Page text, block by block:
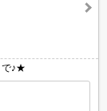
で♪★